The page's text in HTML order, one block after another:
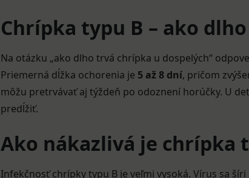
Chrípka typu B – ako
Na otázku „ako dlho trvá chrípka u dospelých“
Priemerná dĺžka ochorenia je 5 až 8 dní, pričom
môžu pretrvávať aj týždeň po odoznení horúčky. U
predĺžiť.
Ako nákazlivá je chrípka
Infekčnosť chrípky typu B je veľmi vysoká. Vírus sa